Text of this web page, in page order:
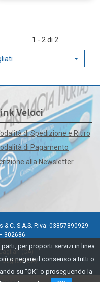
per proporti servizi in linea
o negare il consenso a tutti o
su "OK" o proseguendo la
1 - 2 di 2
Veloci
di Spedizione e Ritiro
di Pagamento
alla Newsletter
C. S.A.S. P.iva: 03857890929
302686
(CA)
(CA)